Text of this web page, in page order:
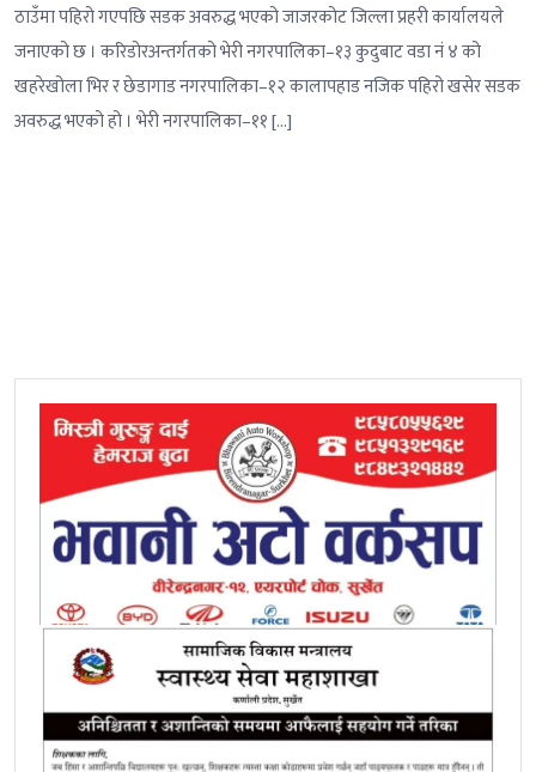
ठाउँमा पहिरो गएपछि सडक अवरुद्ध भएको जाजरकोट जिल्ला प्रहरी कार्यालयले
जनाएको छ । करिडोरअन्तर्गतको भेरी नगरपालिका–१३ कुदुबाट वडा नं ४ को
खहरेखोला भिर र छेडागाड नगरपालिका–१२ कालापहाड नजिक पहिरो खसेर सडक
अवरुद्ध भएको हो । भेरी नगरपालिका–११ […]